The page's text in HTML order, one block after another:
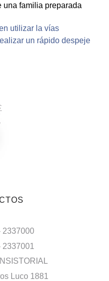
una familia preparada
utilizar la vías
un rápido despeje
2337000
2337001
Luco 1881